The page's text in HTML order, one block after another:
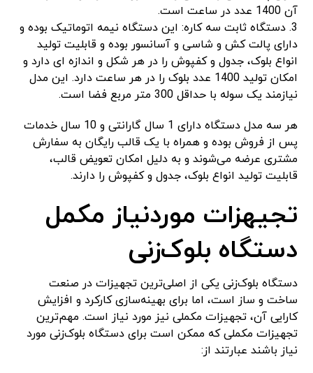
آن 1400 عدد در ساعت است.
3. دستگاه ثابت سه کاره: این دستگاه نیمه اتوماتیک بوده و
دارای پالت کش و شاسی و آسانسور بوده و قابلیت تولید
انواع بلوک، جدول و کفپوش را در هر شکل و اندازه ای دارد و
امکان تولید 1400 عدد بلوک را در هر ساعت دارد. این مدل
نیازمند یک سوله با حداقل 300 متر مربع فضا است.
هر سه مدل دستگاه دارای 1 سال گارانتی و 10 سال خدمات
پس از فروش بوده و همراه با یک قالب رایگان به سفارش
مشتری عرضه می‌شوند و به دلیل امکان تعویض قالب،
قابلیت تولید انواع بلوک، جدول و کفپوش را دارند.
تجیهزات موردنیاز مکمل
دستگاه بلوک‌زنی
دستگاه بلوک‌زنی یکی از اصلی‌ترین تجهیزات در صنعت
ساخت و ساز است، اما برای بهینه‌سازی کارکرد و افزایش
کارایی آن، تجهیزات مکملی نیز مورد نیاز است. مهم‌ترین
تجهیزات مکملی که ممکن است برای دستگاه بلوک‌زنی مورد
نیاز باشند عبارتند از: